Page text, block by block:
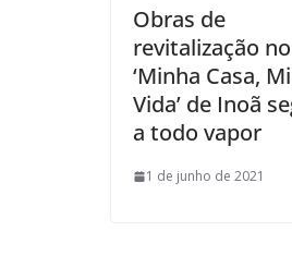
Obras de
revitalização no
‘Minha Casa,
Vida’ de Inoã
a todo vapor
1 de junho de 2021